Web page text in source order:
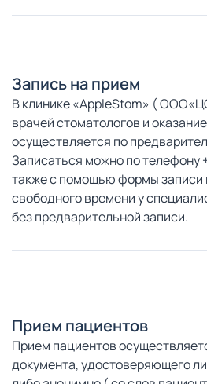
Запись на прием
В клинике «AppleStom» (
врачей стоматологов и
осуществляется по
Записаться можно по телефону
также с помощью формы записи
свободного времени у
без предварительной записи.
Прием пациентов
Прием пациентов
документа, удостоверяющего